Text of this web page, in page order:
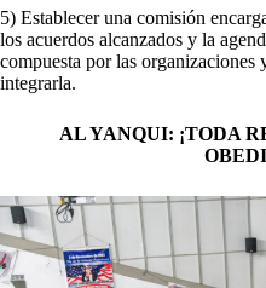
5) Establecer una comisión
los acuerdos alcanzados y la
compuesta por las organizaciones
integrarla.
AL YANQUI: ¡TODA